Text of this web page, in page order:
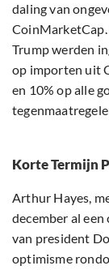
daling van
Trump werden
op importen uit
en 10% op alle
Korte Termijn
Arthur Hayes,
december al
van president
optimisme